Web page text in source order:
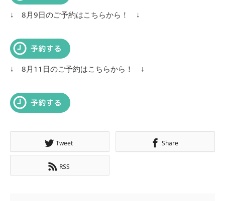
↓ 8月9日のご予約はこちらから！ ↓
↓ 8月11日のご予約はこちらから！ ↓
Tweet Share
RSS